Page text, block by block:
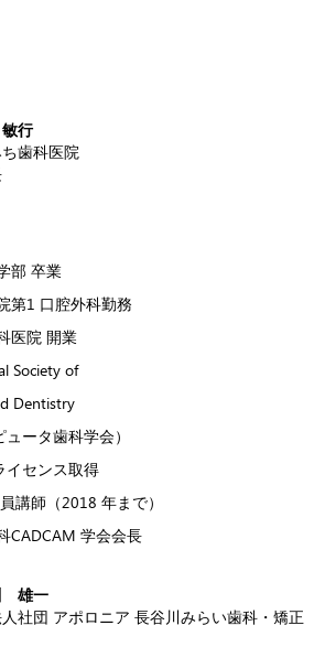
行
歯科医院
部 卒業
1 口腔外科勤務
医院 開業
Society of
タ歯科学会）
ンス取得
講師（2018 年まで）
学会会長
雄一
社団 アポロニア 長谷川みらい歯科・矯正